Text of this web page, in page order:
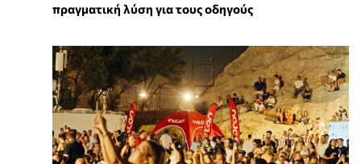
πραγματική λύση για τους οδηγούς